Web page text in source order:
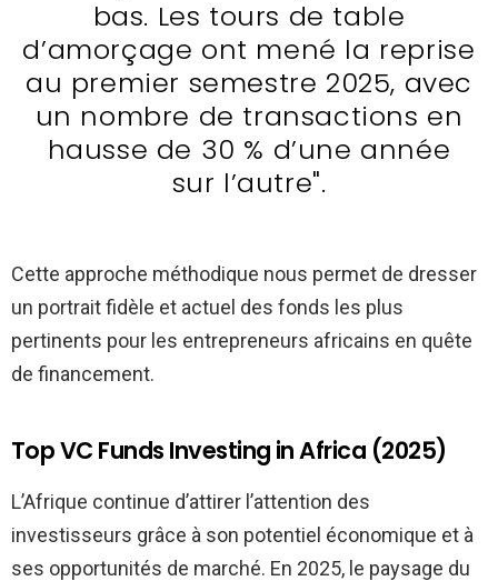
bas. Les tours de table
d’amorçage ont mené la reprise
au premier semestre 2025, avec
un nombre de transactions en
hausse de 30 % d’une année
sur l’autre".
Cette approche méthodique nous permet de dresser
un portrait fidèle et actuel des fonds les plus
pertinents pour les entrepreneurs africains en quête
de financement.
Top VC Funds Investing in Africa (2025)
L’Afrique continue d’attirer l’attention des
investisseurs grâce à son potentiel économique et à
ses opportunités de marché. En 2025, le paysage du